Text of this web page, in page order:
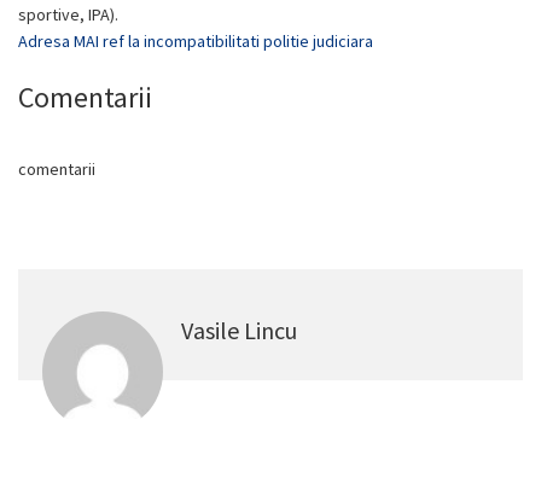
sportive, IPA).
Adresa MAI ref la incompatibilitati politie judiciara
Comentarii
comentarii
Vasile Lincu